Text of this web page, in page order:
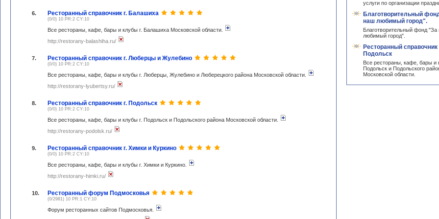
6. Ресторанный справочник г. Балашиха
(0/0) 10 PR:2 CY:10
Все рестораны, кафе, бары и клубы г. Балашиха Московской области.
http://restorany-balashiha.ru/
7. Ресторанный справочник г. Люберцы и Жулебино
(0/0) 10 PR:2 CY:10
Все рестораны, кафе, бары и клубы г. Люберцы, Жулебино и Люберецкого района Московской области.
http://restorany-lyubertsy.ru/
8. Ресторанный справочник г. Подольск
(0/0) 10 PR:2 CY:10
Все рестораны, кафе, бары и клубы г. Подольск и Подольского района Московской области.
http://restorany-podolsk.ru/
9. Ресторанный справочник г. Химки и Куркино
(0/0) 10 PR:2 CY:10
Все рестораны, кафе, бары и клубы г. Химки и Куркино.
http://restorany-himki.ru/
10. Ресторанный форум Подмосковья
(0/2981) 10 PR:1 CY:10
Форум ресторанных сайтов Подмосковья.
услуги по организации
Благотворительный
наш любимый город".
Благотворительный фонд "За
любимый город".
Ресторанный справочник
Подольск
Все рестораны, кафе, бары и
Подольск и Подольского
Московской области.